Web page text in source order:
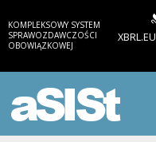
KOMPLEKSOWY SYSTEM
SPRAWOZDAWCZOŚCI
OBOWIĄZKOWEJ
XBRL.EU
aSISt